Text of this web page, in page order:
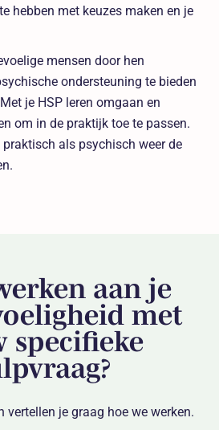
hebben met keuzes maken en je
mensen door hen
ondersteuning te bieden
je HSP leren omgaan en
om in de praktijk toe te passen.
als psychisch weer de
aan je
met
specifieke
vertellen je graag hoe we werken.